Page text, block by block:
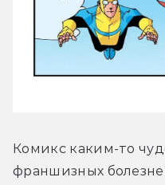
Комикс каким-то
франшизных